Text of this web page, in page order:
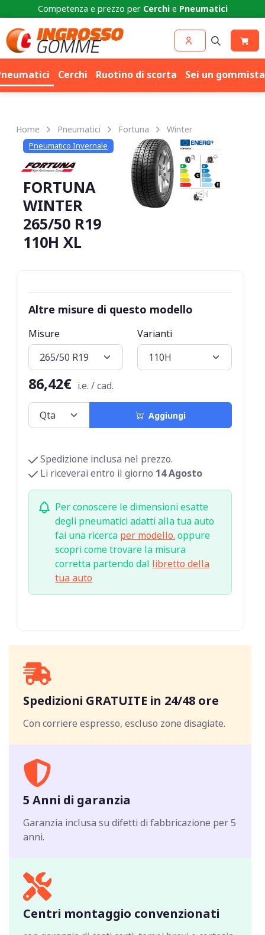
Competenza e prezzo per Cerchie Pneumatici
Cerchi Ruotino di scorta Sei un
Home Pneumatici Fortuna Winter
Pneumatico Invernale
FORTUNA
WINTER
265/50 R19
110H XL
Altre misure di questo modello
Misure Varianti
86,42€ i.e. / cad.
Aggiungi
Spedizione inclusa nel prezzo.
Li riceverai entro il giorno 14 Agosto
Per conoscere le dimensioni esatte
degli pneumatici adatti alla tua auto
fai una ricerca per modello. oppure
scopri come trovare la misura
corretta partendo dal libretto della
tua auto
Spedizioni GRATUITE in 24/48 ore
Con corriere espresso, escluso zone disagiate.
5 Anni di garanzia
Garanzia inclusa su difetti di fabbricazione per 5
anni.
Centri montaggio convenzionati